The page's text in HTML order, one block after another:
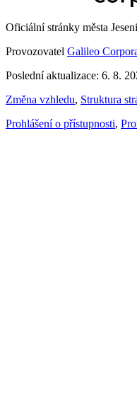
Oficiální stránky města
Provozovatel Galileo
Poslední aktualizace: 6. 8.
Změna vzhledu, Struktura
Prohlášení o přístupnosti,